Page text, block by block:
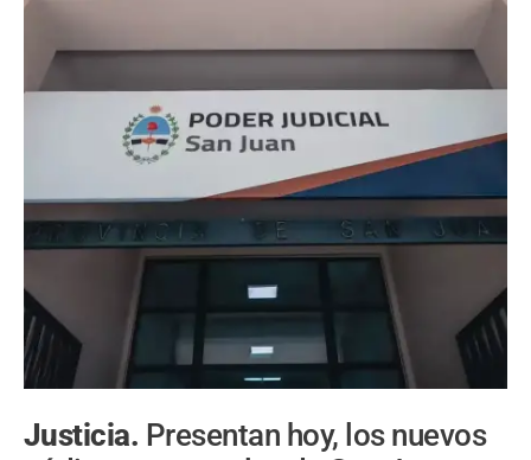
Justicia. Presentan hoy, los nuevos